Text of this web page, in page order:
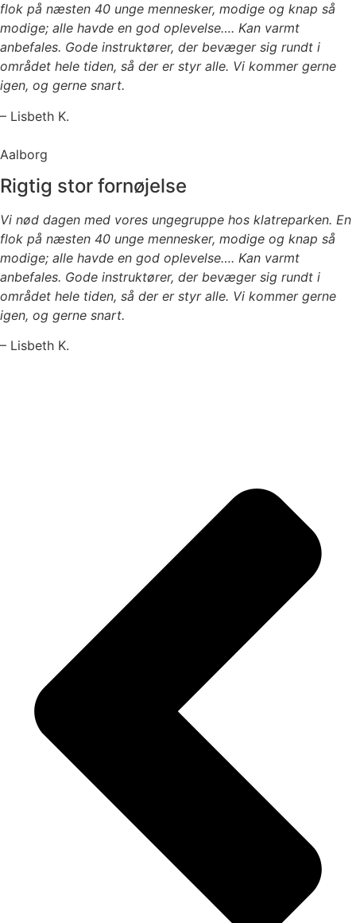
flok på næsten 40 unge mennesker, modige og knap så
modige; alle havde en god oplevelse…. Kan varmt
anbefales. Gode instruktører, der bevæger sig rundt i
området hele tiden, så der er styr alle. Vi kommer gerne
igen, og gerne snart.
– Lisbeth K.
Aalborg
Rigtig stor fornøjelse
Vi nød dagen med vores ungegruppe hos klatreparken. En
flok på næsten 40 unge mennesker, modige og knap så
modige; alle havde en god oplevelse…. Kan varmt
anbefales. Gode instruktører, der bevæger sig rundt i
området hele tiden, så der er styr alle. Vi kommer gerne
igen, og gerne snart.
– Lisbeth K.